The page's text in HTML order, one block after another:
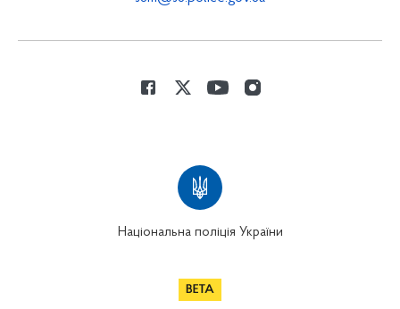
Національна поліція України